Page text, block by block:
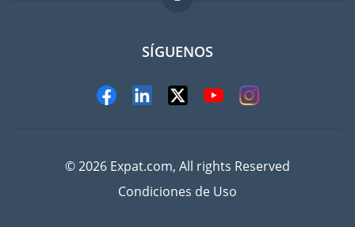
SÍGUENOS
© 2026 Expat.com, All rights Reserved
Condiciones de Uso